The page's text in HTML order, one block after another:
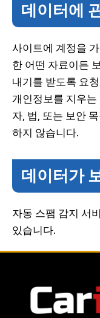
데이터에
사이트에 계정을
한 어떤 자료이든
내기를 받도록 요
개인정보를 지우는
자, 법, 또는 보안
하지 않습니다.
데이터가
자동 스팸 감지 서
있습니다.